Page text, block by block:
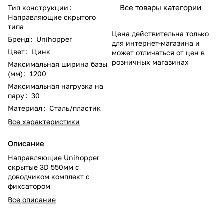
Тип конструкции :
Направляющие скрытого
типа
Бренд: Unihopper
Цвет: Цинк
Максимальная ширина базы
(мм) : 1200
Максимальная нагрузка на
пару: 30
Материал : Сталь/пластик
Все характеристики
Описание
Направляющие Unihopper
скрытые 3D 550мм с
доводчиком комплект с
фиксатором
Все описание
Все товары категории
Цена действительна только
для интернет-магазина и
может отличаться от цен в
розничных магазинах